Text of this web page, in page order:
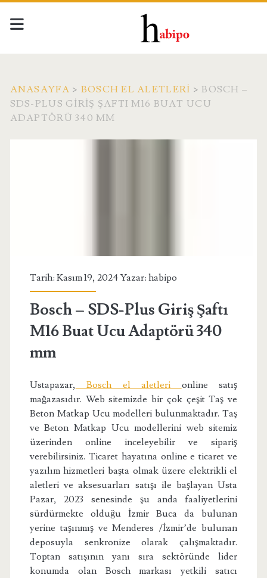
ANASAYFA > BOSCH EL ALETLERI >BOSCH –
SDS-PLUS GIRIŞ ŞAFTI M16 BUAT UCU
ADAPTÖRÜ 340 MM
Tarih: Kasım 19, 2024 Yazar: habipo
Bosch – SDS-Plus Giriş Şaftı
M16 Buat Ucu Adaptörü 340
mm
Ustapazar, Bosch el aletleri online satış
mağazasıdır. Web sitemizde bir çok çeşit Taş ve
Beton Matkap Ucu modelleri bulunmaktadır. Taş
ve Beton Matkap Ucu modellerini web sitemiz
üzerinden online inceleyebilir ve sipariş
verebilirsiniz. Ticaret hayatına online e ticaret ve
yazılım hizmetleri başta olmak üzere elektrikli el
aletleri ve aksesuarları satışı ile başlayan Usta
Pazar, 2023 senesinde şu anda faaliyetlerini
sürdürmekte olduğu İzmir Buca da bulunan
yerine taşınmış ve Menderes /İzmir’de bulunan
deposuyla senkronize olarak çalışmaktadır.
Toptan satışının yanı sıra sektöründe lider
konumda olan Bosch markası yetkili satıcı